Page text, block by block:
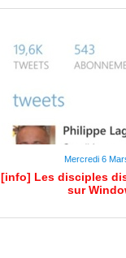
Mercredi 6
[info] Les disciples
sur